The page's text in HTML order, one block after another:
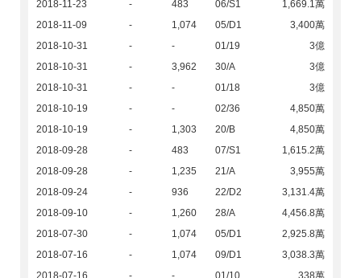
2018-11-23
- 483 06/S1
1,669.1萬
2018-11-09
- 1,074 05/D1
3,400萬
2018-10-31
- - 01/19
3億
2018-10-31
- 3,962 30/A
3億
2018-10-31
- - 01/18
3億
2018-10-19
- - 02/36
4,850萬
2018-10-19
- 1,303 20/B
4,850萬
2018-09-28
- 483 07/S1
1,615.2萬
2018-09-28
- 1,235 21/A
3,955萬
2018-09-24
- 936 22/D2
3,131.4萬
2018-09-10
- 1,260 28/A
4,456.8萬
2018-07-30
- 1,074 05/D1
2,925.8萬
2018-07-16
- 1,074 09/D1
3,038.3萬